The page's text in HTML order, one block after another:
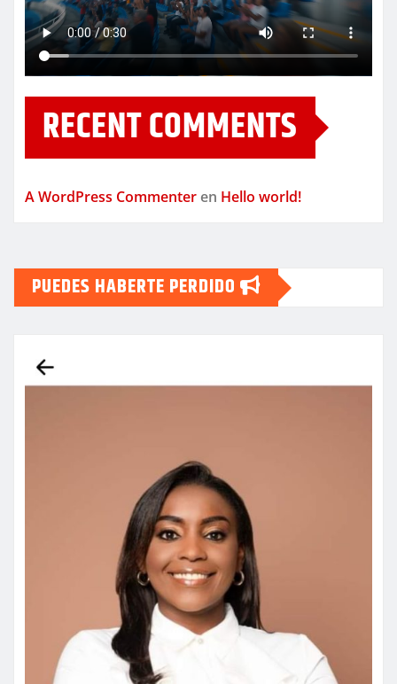
RECENT COMMENTS
A WordPress Commenter en Hello world!
PUEDES HABERTE PERDIDO